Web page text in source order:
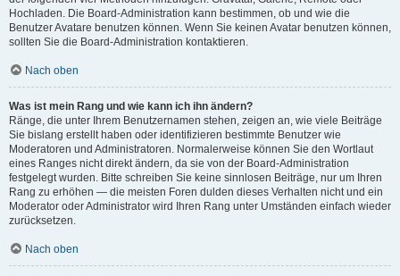
Hochladen. Die Board-Administration kann bestimmen, ob und wie die
Benutzer Avatare benutzen können. Wenn Sie keinen Avatar benutzen können,
sollten Sie die Board-Administration kontaktieren.
Nach oben
Was ist mein Rang und wie kann ich ihn ändern?
Ränge, die unter Ihrem Benutzernamen stehen, zeigen an, wie viele Beiträge
Sie bislang erstellt haben oder identifizieren bestimmte Benutzer wie
Moderatoren und Administratoren. Normalerweise können Sie den Wortlaut
eines Ranges nicht direkt ändern, da sie von der Board-Administration
festgelegt wurden. Bitte schreiben Sie keine sinnlosen Beiträge, nur um Ihren
Rang zu erhöhen — die meisten Foren dulden dieses Verhalten nicht und ein
Moderator oder Administrator wird Ihren Rang unter Umständen einfach wieder
zurücksetzen.
Nach oben